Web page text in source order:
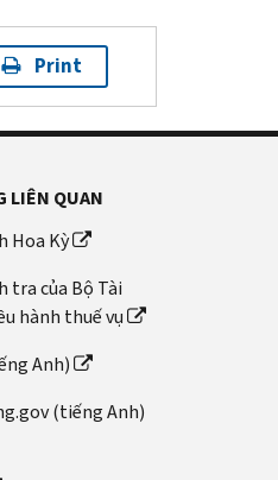
Print
LIÊN QUAN
Hoa Kỳ
tra của Bộ Tài
hành thuế vụ
Anh)
(tiếng Anh)